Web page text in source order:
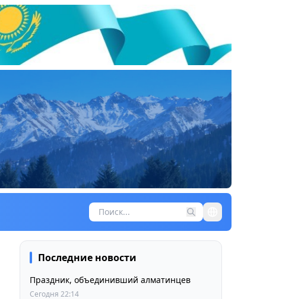
Последние новости
Праздник, объединивший алматинцев
Сегодня 22:14